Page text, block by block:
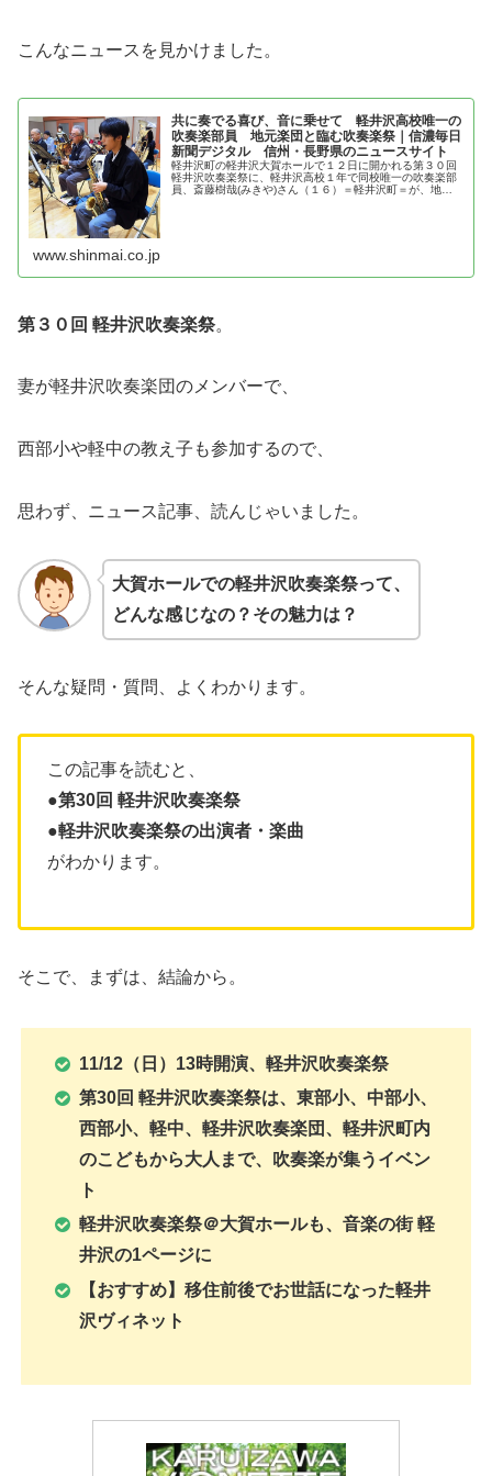
こんなニュースを見かけました。
共に奏でる喜び、音に乗せて 軽井沢高校唯一の
吹奏楽部員 地元楽団と臨む吹奏楽祭｜信濃毎日
新聞デジタル 信州・長野県のニュースサイト
軽井沢町の軽井沢大賀ホールで１２日に開かれる第３０回
軽井沢吹奏楽祭に、軽井沢高校１年で同校唯一の吹奏楽部
員、斎藤樹哉(みきや)さん（１６）＝軽井沢町＝が、地元
www.shinmai.co.jp
第３０回 軽井沢吹奏楽祭。
妻が軽井沢吹奏楽団のメンバーで、
西部小や軽中の教え子も参加するので、
思わず、ニュース記事、読んじゃいました。
大賀ホールでの軽井沢吹奏楽祭って、
どんな感じなの？その魅力は？
そんな疑問・質問、よくわかります。
この記事を読むと、
●第30回 軽井沢吹奏楽祭
●軽井沢吹奏楽祭の出演者・楽曲
がわかります。
そこで、まずは、結論から。
11/12（日）13時開演、軽井沢吹奏楽祭
第30回 軽井沢吹奏楽祭は、東部小、中部小、
西部小、軽中、軽井沢吹奏楽団、軽井沢町内
のこどもから大人まで、吹奏楽が集うイベン
ト
軽井沢吹奏楽祭＠大賀ホールも、音楽の街 軽
井沢の1ページに
【おすすめ】移住前後でお世話になった軽井
沢ヴィネット